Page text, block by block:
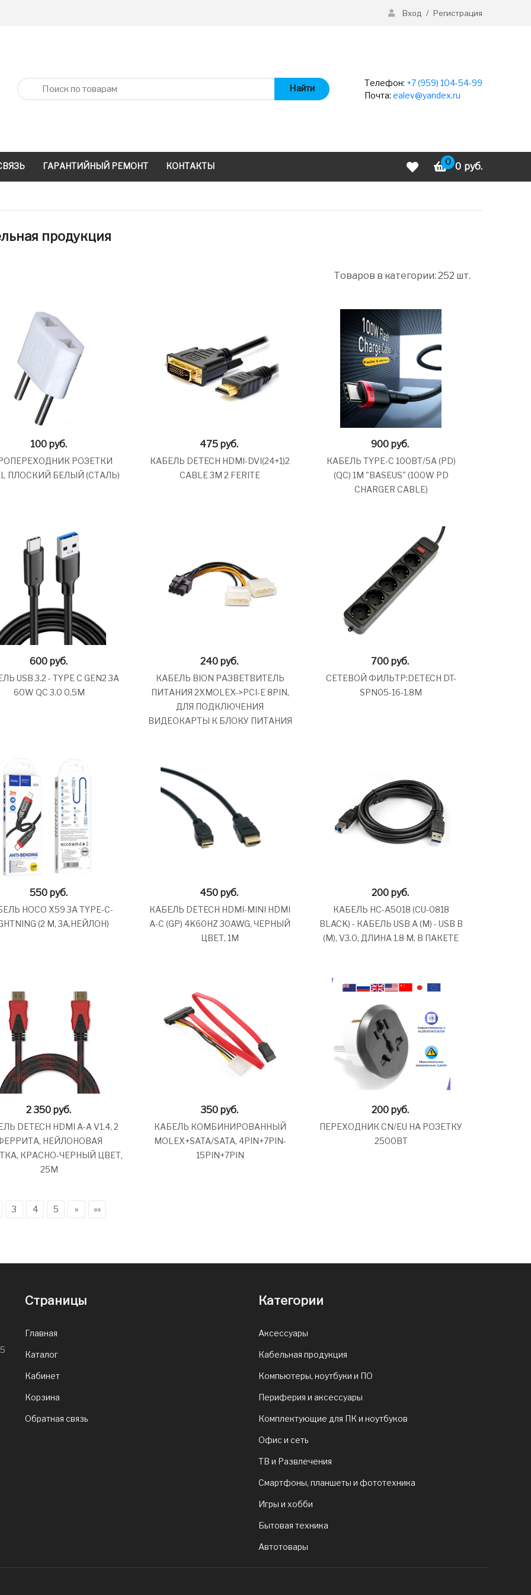
Вход / Регистрация
Найти
Телефон: +7 (959) 104-54-99
Почта: ealev@yandex.ru
ГАРАНТИЙНЫЙ РЕМОНТ КОНТАКТЫ 0 0 руб.
продукция
Товаров в категории: 252 шт.
100 руб.
РОЗЕТКИ
ПЛОСКИЙ БЕЛЫЙ (СТАЛЬ)
475 руб.
КАБЕЛЬ DETECH HDMI-DVI(24+1)2
CABLE 3M 2 FERITE
900 руб.
КАБЕЛЬ TYPE-C 100ВТ/5А (PD)
(QC) 1М "BASEUS" (100W PD
CHARGER CABLE)
600 руб.
USB 3.2 - TYPE C GEN2 3A
60W QC 3.0 0,5М
240 руб.
КАБЕЛЬ BION РАЗВЕТВИТЕЛЬ
ПИТАНИЯ 2XMOLEX->PCI-E 8PIN,
ДЛЯ ПОДКЛЮЧЕНИЯ
ВИДЕОКАРТЫ К БЛОКУ ПИТАНИЯ
700 руб.
СЕТЕВОЙ ФИЛЬТР:DETECH DT-
SPN05-16-1.8M
550 руб.
HOCO X59 3A TYPE-C-
(2 М, 3A,НЕЙЛОН)
450 руб.
КАБЕЛЬ DETECH HDMI-MINI HDMI
A-C (GP) 4K60HZ 30AWG, ЧЕРНЫЙ
ЦВЕТ, 1М
200 руб.
КАБЕЛЬ HC-A5018 (CU-0818
BLACK) - КАБЕЛЬ USB A (M) - USB B
(M), V3.0, ДЛИНА 1.8 М, В ПАКЕТЕ
2 350 руб.
DETECH HDMI A-A V1.4, 2
НЕЙЛОНОВАЯ
КРАСНО-ЧЕРНЫЙ ЦВЕТ,
25М
350 руб.
КАБЕЛЬ КОМБИНИРОВАННЫЙ
MOLEX+SATA/SATA, 4PIN+7PIN-
15PIN+7PIN
200 руб.
ПЕРЕХОДНИК CN/EU НА РОЗЕТКУ
2500ВТ
3 4 5 » »»
Страницы
Главная
Каталог
Кабинет
Корзина
Обратная связь
Категории
Аксессуары
Кабельная продукция
Компьютеры, ноутбуки и ПО
Периферия и аксессуары
Комплектующие для ПК и ноутбуков
Офис и сеть
ТВ и Развлечения
Смартфоны, планшеты и фототехника
Игры и хобби
Бытовая техника
Автотовары